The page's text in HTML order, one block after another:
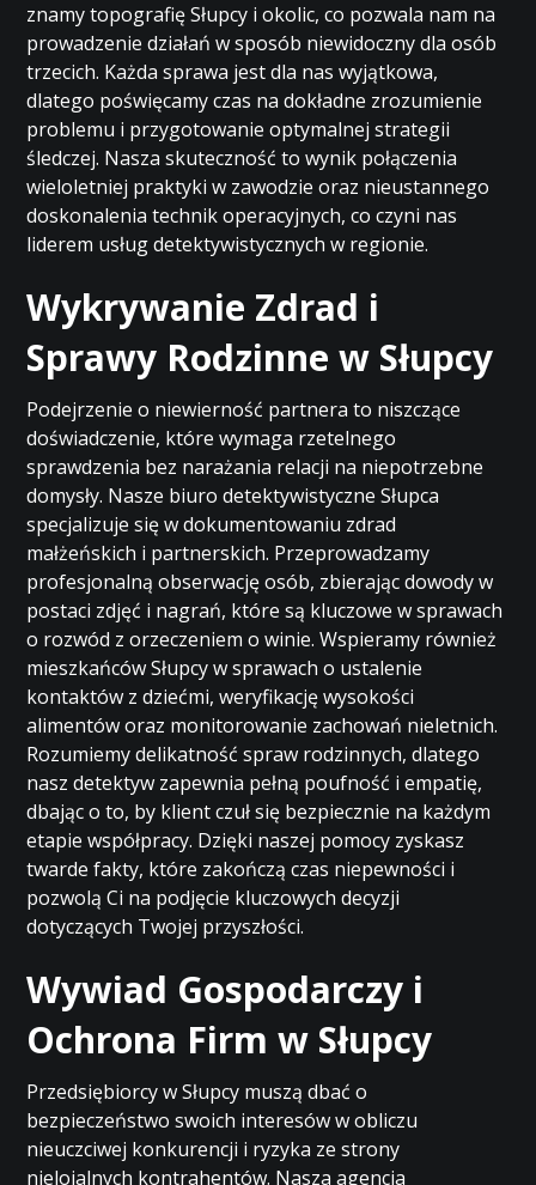
znamy topografię Słupcy i okolic, co pozwala nam na
prowadzenie działań w sposób niewidoczny dla osób
trzecich. Każda sprawa jest dla nas wyjątkowa,
dlatego poświęcamy czas na dokładne zrozumienie
problemu i przygotowanie optymalnej strategii
śledczej. Nasza skuteczność to wynik połączenia
wieloletniej praktyki w zawodzie oraz nieustannego
doskonalenia technik operacyjnych, co czyni nas
liderem usług detektywistycznych w regionie.
Wykrywanie Zdrad i
Sprawy Rodzinne w Słupcy
Podejrzenie o niewierność partnera to niszczące
doświadczenie, które wymaga rzetelnego
sprawdzenia bez narażania relacji na niepotrzebne
domysły. Nasze biuro detektywistyczne Słupca
specjalizuje się w dokumentowaniu zdrad
małżeńskich i partnerskich. Przeprowadzamy
profesjonalną obserwację osób, zbierając dowody w
postaci zdjęć i nagrań, które są kluczowe w sprawach
o rozwód z orzeczeniem o winie. Wspieramy również
mieszkańców Słupcy w sprawach o ustalenie
kontaktów z dziećmi, weryfikację wysokości
alimentów oraz monitorowanie zachowań nieletnich.
Rozumiemy delikatność spraw rodzinnych, dlatego
nasz detektyw zapewnia pełną poufność i empatię,
dbając o to, by klient czuł się bezpiecznie na każdym
etapie współpracy. Dzięki naszej pomocy zyskasz
twarde fakty, które zakończą czas niepewności i
pozwolą Ci na podjęcie kluczowych decyzji
dotyczących Twojej przyszłości.
Wywiad Gospodarczy i
Ochrona Firm w Słupcy
Przedsiębiorcy w Słupcy muszą dbać o
bezpieczeństwo swoich interesów w obliczu
nieuczciwej konkurencji i ryzyka ze strony
nielojalnych kontrahentów. Nasza agencja